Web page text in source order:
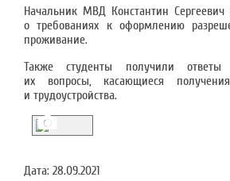
Начальник МВД Константин Сергеевич
о требованиях к оформлению
проживание.
Также студенты получили
их
вопросы, касающиеся
и трудоустройства.
Дата: 28.09.2021